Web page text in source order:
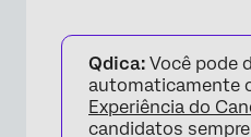
Qdica: Você pode
automaticamente
Experiência do
candidatos